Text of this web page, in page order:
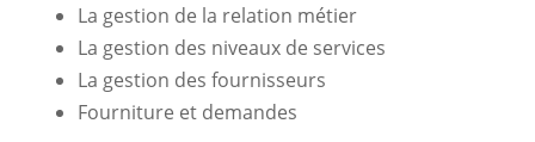
La gestion de la relation métier
La gestion des niveaux de services
La gestion des fournisseurs
Fourniture et demandes